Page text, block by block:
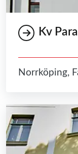
Kv
Norrköping,